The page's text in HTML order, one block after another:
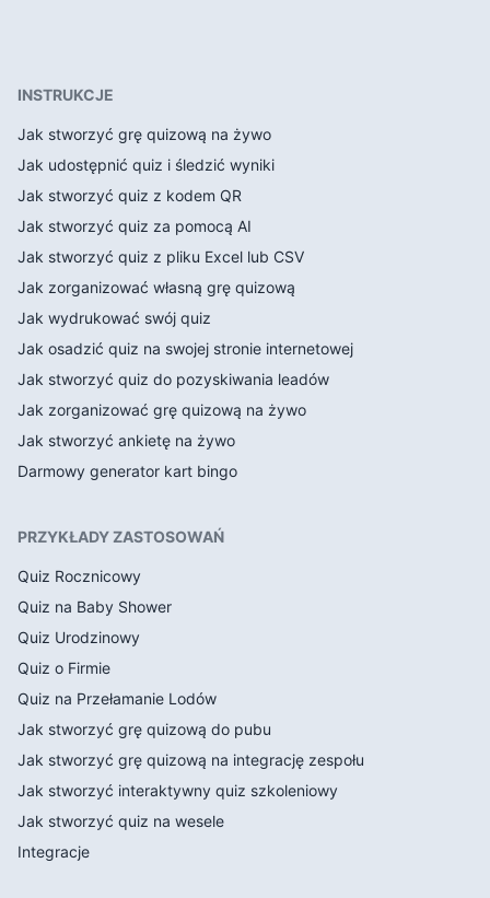
INSTRUKCJE
Jak stworzyć grę quizową na żywo
Jak udostępnić quiz i śledzić wyniki
Jak stworzyć quiz z kodem QR
Jak stworzyć quiz za pomocą AI
Jak stworzyć quiz z pliku Excel lub CSV
Jak zorganizować własną grę quizową
Jak wydrukować swój quiz
Jak osadzić quiz na swojej stronie internetowej
Jak stworzyć quiz do pozyskiwania leadów
Jak zorganizować grę quizową na żywo
Jak stworzyć ankietę na żywo
Darmowy generator kart bingo
PRZYKŁADY ZASTOSOWAŃ
Quiz Rocznicowy
Quiz na Baby Shower
Quiz Urodzinowy
Quiz o Firmie
Quiz na Przełamanie Lodów
Jak stworzyć grę quizową do pubu
Jak stworzyć grę quizową na integrację zespołu
Jak stworzyć interaktywny quiz szkoleniowy
Jak stworzyć quiz na wesele
Integracje